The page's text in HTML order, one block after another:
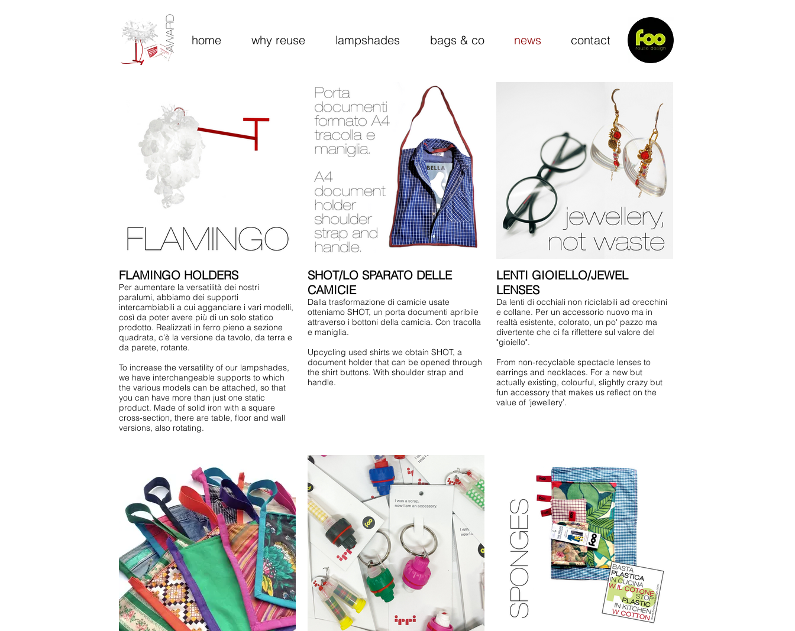
home why reuse lampshades bags & co news contact
FLAMINGO HOLDERS
Per aumentare la versatilità dei nostri
paralumi, abbiamo dei supporti
intercambiabili a cui agganciare i vari modelli,
così da poter avere più di un solo statico
prodotto. Realizzati in ferro pieno a sezione
quadrata, c'è la versione da tavolo, da terra e
da parete, rotante.
To increase the versatility of our lampshades,
we have interchangeable supports to which
the various models can be attached, so that
you can have more than just one static
product. Made of solid iron with a square
cross-section, there are table, floor and wall
versions, also rotating.
SHOT/LO SPARATO DELLE
CAMICIE
Dalla trasformazione di camicie usate
otteniamo SHOT, un porta documenti apribile
attraverso i bottoni della camicia. Con tracolla
e maniglia.
Upcycling used shirts we obtain SHOT, a
document holder that can be opened through
the shirt buttons. With shoulder strap and
handle.
LENTI GIOIELLO/JEWEL
LENSES
Da lenti di occhiali non riciclabili ad orecchini
e collane. Per un accessorio nuovo ma in
realtà esistente, colorato, un po' pazzo ma
divertente che ci fa riflettere sul valore del
"gioiello".
From non-recyclable spectacle lenses to
earrings and necklaces. For a new but
actually existing, colourful, slightly crazy but
fun accessory that makes us reflect on the
value of ‘jewellery’.